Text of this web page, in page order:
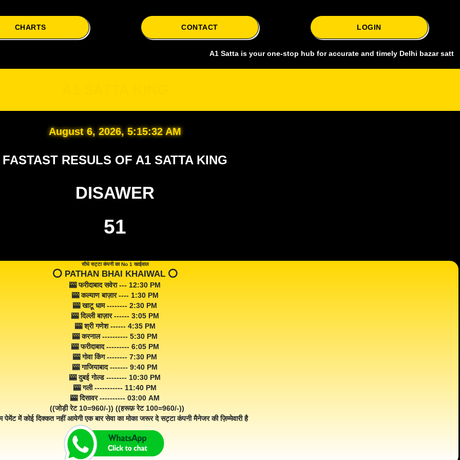
CHARTS CONTACT LOGIN
A1 Satta is your one-stop hub for accurate and timely Delhi bazar satta king,
August 6, 2026, 5:15:33 AM
FASTAST RESULS OF A1 SATTA KING
DISAWER
51
सीधे सट्टा कंपनी का No 1 खाईवाल
⭕️ PATHAN BHAI KHAIWAL ⭕️
🎰 फरीदाबाद सवेरा --- 12:30 PM
🎰 कल्याण बाज़ार ---- 1:30 PM
🎰 खाटू धाम -------- 2:30 PM
🎰 दिल्ली बाज़ार ------ 3:05 PM
🎰 श्री गणेश ------ 4:35 PM
🎰 करनाल ---------- 5:30 PM
🎰 फरीदाबाद --------- 6:05 PM
🎰 गोवा किंग -------- 7:30 PM
🎰 गाजियाबाद ------- 9:40 PM
🎰 दुबई गोल्ड -------- 10:30 PM
🎰 गली ----------- 11:40 PM
🎰 दिसावर ---------- 03:00 AM
((जोड़ी रेट 10=960/-)) ((हरूफ़ रेट 100=960/-))
पेमेंट में कोई दिक्कत नहीं आयेगी एक बार सेवा का मोका जरूर दे सट्टा कंपनी मैनेजर की ज़िम्मेवारी है